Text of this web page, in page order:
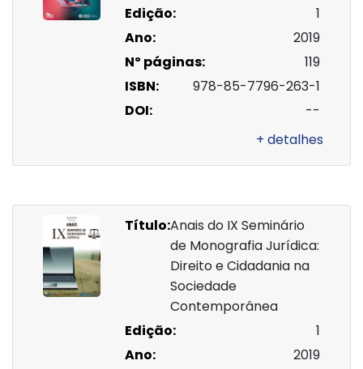
Edição:
1
Ano:
2019
Nº páginas:
119
ISBN:
978-85-7796-263-1
DOI:
--
+ detalhes
Título:Anais do IX Seminário
de Monografia Jurídica:
Direito e Cidadania na
Sociedade
Contemporânea
Edição:
1
Ano:
2019